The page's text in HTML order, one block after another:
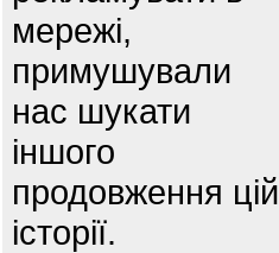
мережі,
примушували
нас шукати
іншого
продовження цій
історії.